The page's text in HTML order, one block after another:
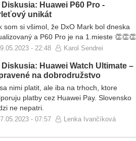
Diskusia: Huawei P60 Pro -
unikát
som si všimol, že DxO Mark bol dneska
a P60 Pro je na 1.mieste 👏👏👏
- 22:48 Karol Sendrei
Diskusia: Huawei Watch Ultimate –
na dobrodružstvo
nimi platit, ale iba na trhoch, ktore
platby cez Huawei Pay. Slovensko
ne nepatri.
- 07:57 Lenka Ivančíková